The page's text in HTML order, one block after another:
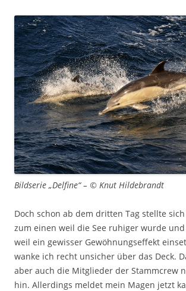
Bildserie „Delfine“ – © Knut Hildebrandt
Doch schon ab dem dritten Tag stellte
zum einen weil die See ruhiger wurde
weil ein gewisser Gewöhnungseffekt
wanke ich recht unsicher über das Deck.
aber auch die Mitglieder der Stammcrew
hin. Allerdings meldet mein Magen jetzt